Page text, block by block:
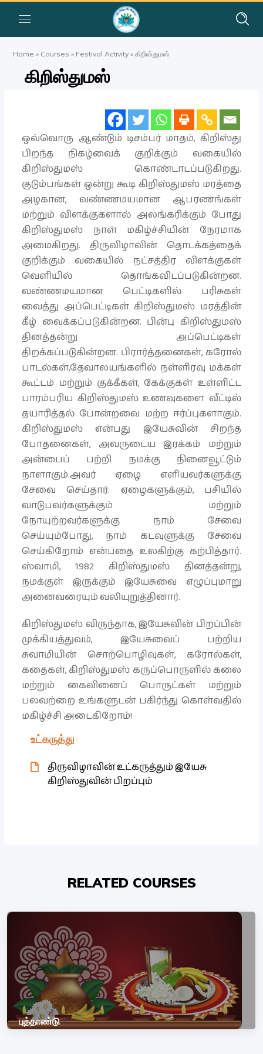
Home » Courses » Festival Activity »கிறிஸ்துமஸ்
கிறிஸ்துமஸ்
ஒவ்வொரு ஆண்டும் டிசம்பர் மாதம், கிறிஸ்து
பிறந்த நிகழ்வைக் குறிக்கும் வகையில்
கிறிஸ்துமஸ் கொண்டாடப்படுகிறது.
குடும்பங்கள் ஒன்று கூடி கிறிஸ்துமஸ் மரத்தை
அழகான, வண்ணமயமான ஆபரணங்கள்
மற்றும் விளக்குகளால் அலங்கரிக்கும் போது
கிறிஸ்துமஸ் நாள் மகிழ்ச்சியின் நேரமாக
அமைகிறது. திருவிழாவின் தொடக்கத்தைக்
குறிக்கும் வகையில் நட்சத்திர விளக்குகள்
வெளியில் தொங்கவிடப்படுகின்றன.
வண்ணமயமான பெட்டிகளில் பரிசுகள்
வைத்து அப்பெட்டிகள் கிறிஸ்துமஸ் மரத்தின்
கீழ் வைக்கப்படுகின்றன. பின்பு கிறிஸ்துமஸ்
தினத்தன்று அப்பெட்டிகள்
திறக்கப்படுகின்றன. பிரார்த்தனைகள், கரோல்
பாடல்கள்,தேவாலயங்களில் நள்ளிரவு மக்கள்
கூட்டம் மற்றும் குக்கீகள், கேக்குகள் உள்ளிட்ட
பாரம்பரிய கிறிஸ்துமஸ் உணவுகளை வீட்டில்
தயாரித்தல் போன்றவை மற்ற ஈர்ப்புகளாகும்.
கிறிஸ்துமஸ் என்பது இயேசுவின் சிறந்த
போதனைகள், அவருடைய இரக்கம் மற்றும்
அன்பைப் பற்றி நமக்கு நினைவூட்டும்
நாளாகும்.அவர் ஏழை எளியவர்களுக்கு
சேவை செய்தார். ஏழைகளுக்கும், பசியில்
வாடுபவர்களுக்கும் மற்றும்
நோயுற்றவர்களுக்கு நாம் சேவை
செய்யும்போது, ​​​​நாம் கடவுளுக்கு சேவை
செய்கிறோம் என்பதை உலகிற்கு கற்பித்தார்.
ஸ்வாமி, 1982 கிறிஸ்துமஸ் தினத்தன்று,
நமக்குள் இருக்கும் இயேசுவை எழுப்புமாறு
அனைவரையும் வலியுறுத்தினார்.
கிறிஸ்துமஸ் விருந்தாக, இயேசுவின் பிறப்பின்
முக்கியத்துவம், இயேசுவைப் பற்றிய
சுவாமியின் சொற்பொழிவுகள், கரோல்கள்,
கதைகள், கிறிஸ்துமஸ் கருப்பொருளில் கலை
மற்றும் கைவினைப் பொருட்கள் மற்றும்
பலவற்றை உங்களுடன் பகிர்ந்து கொள்வதில்
மகிழ்ச்சி அடைகிறோம்!
உட்கருத்து
திருவிழாவின் உட்கருத்தும் இயேசு
கிறிஸ்துவின் பிறப்பும்
RELATED COURSES
புத்தாண்டு